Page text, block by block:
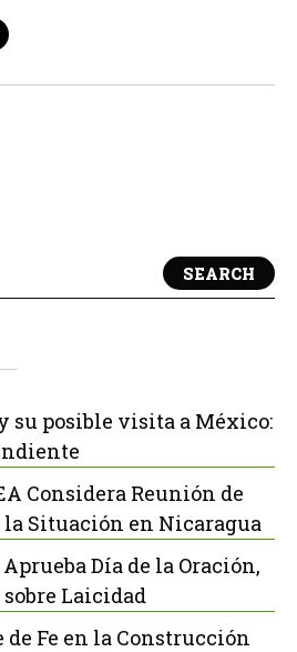
busca ofrecer herramientas
SEARCH
su posible visita a México:
Considera Reunión de
Situación en Nicaragua
Día de la Oración,
sobre Laicidad
de Fe en la Construcción